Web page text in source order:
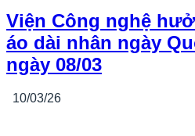
Viện Công nghệ
áo dài nhân ngày
ngày 08/03
10/03/26